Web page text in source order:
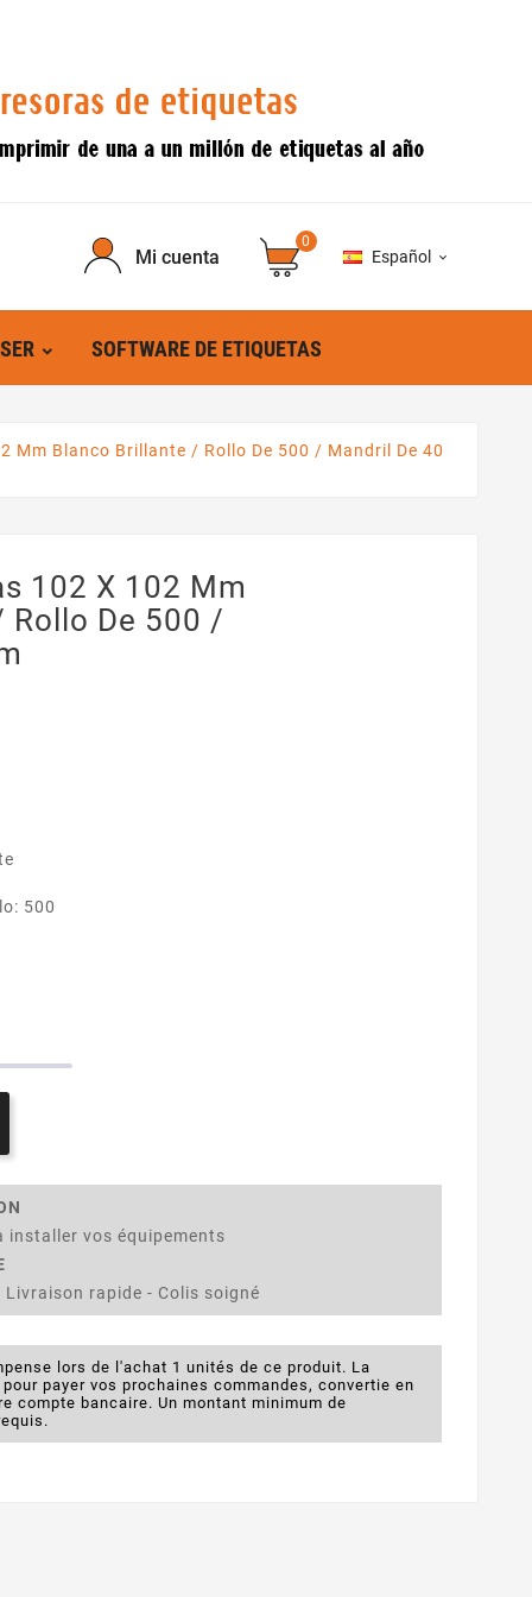
Mi cuenta
0
Español 
SOFTWARE DE ETIQUETAS
Mm Blanco Brillante / Rollo De 500 / Mandril De 40
102 X 102 Mm
Rollo De 500 /
500
installer vos équipements
rapide - Colis soigné
lors de l'achat 1 unités de ce produit. La
payer vos prochaines commandes, convertie en
compte bancaire. Un montant minimum de